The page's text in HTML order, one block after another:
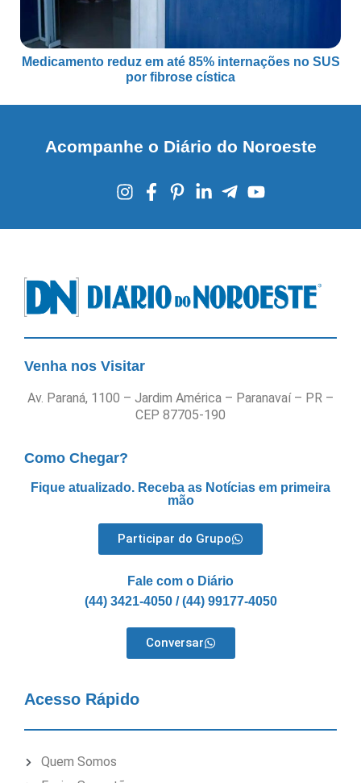
Medicamento reduz em até 85% internações no SUS
por fibrose cística
Acompanhe o Diário do Noroeste
Venha nos Visitar
Av. Paraná, 1100 – Jardim América – Paranavaí – PR –
CEP 87705-190
Como Chegar?
Fique atualizado. Receba as Notícias em primeira
mão
Participar do Grupo
Fale com o Diário
(44) 3421-4050 / (44) 99177-4050
Conversar
Acesso Rápido
Quem Somos